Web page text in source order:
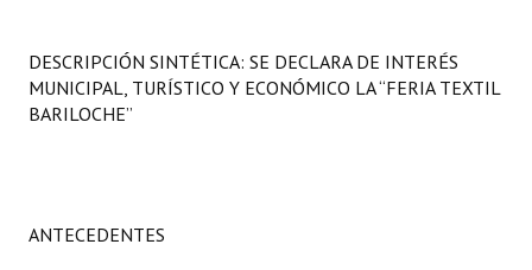
Programas
Constitución Provincial
DESCRIPCIÓN SINTÉTICA: SE DECLARA DE INTERÉS
MUNICIPAL, TURÍSTICO Y ECONÓMICO LA “FERIA TEXTIL
BARILOCHE”
ANTECEDENTES